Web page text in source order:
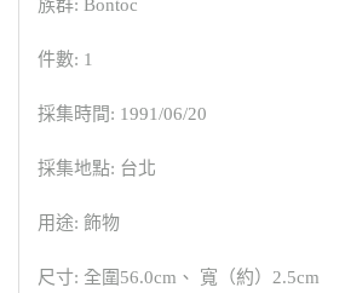
族群: Bontoc
件數: 1
採集時間: 1991/06/20
採集地點: 台北
用途: 飾物
尺寸: 全圍56.0cm、 寬（約）2.5cm